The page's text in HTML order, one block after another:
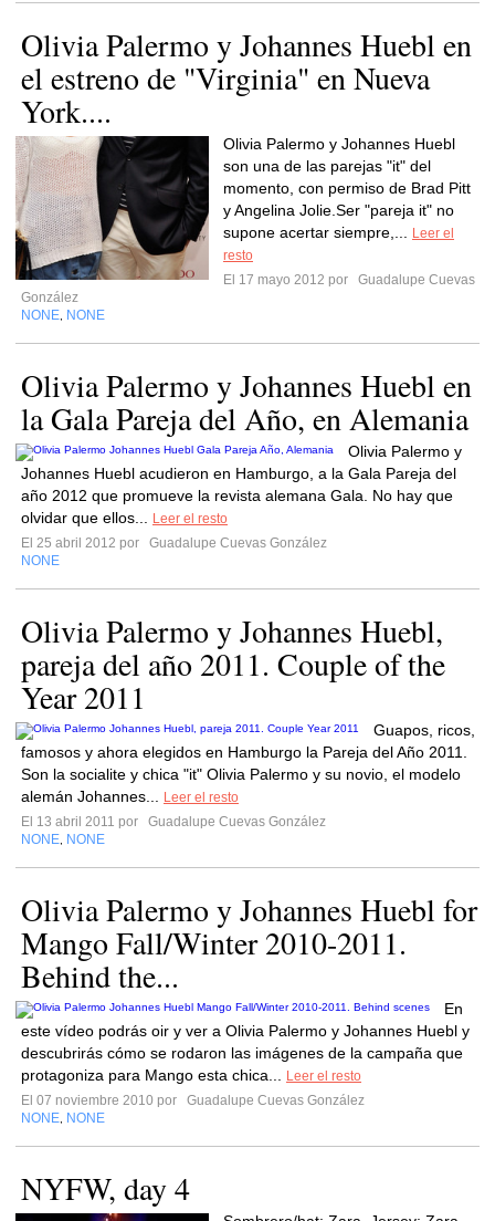
Olivia Palermo y Johannes Huebl en
el estreno de "Virginia" en Nueva
York....
Olivia Palermo y Johannes Huebl
son una de las parejas "it" del
momento, con permiso de Brad Pitt
y Angelina Jolie.Ser "pareja it" no
supone acertar siempre,...
Leer el
resto
El 17 mayo 2012 por
Guadalupe Cuevas
González
NONE NONE
Olivia Palermo y Johannes Huebl en
la Gala Pareja del Año, en Alemania
Olivia Palermo y
Johannes Huebl acudieron en Hamburgo, a la Gala Pareja del
año 2012 que promueve la revista alemana Gala. No hay que
olvidar que ellos...
Leer el resto
El 25 abril 2012 por
Guadalupe Cuevas González
NONE
Olivia Palermo y Johannes Huebl,
pareja del año 2011. Couple of the
Year 2011
Guapos, ricos,
famosos y ahora elegidos en Hamburgo la Pareja del Año 2011.
Son la socialite y chica "it" Olivia Palermo y su novio, el modelo
alemán Johannes...
Leer el resto
El 13 abril 2011 por
Guadalupe Cuevas González
NONE NONE
Olivia Palermo y Johannes Huebl for
Mango Fall/Winter 2010-2011.
Behind the...
En
este vídeo podrás oir y ver a Olivia Palermo y Johannes Huebl y
descubrirás cómo se rodaron las imágenes de la campaña que
protagoniza para Mango esta chica...
Leer el resto
El 07 noviembre 2010 por
Guadalupe Cuevas González
NONE NONE
NYFW, day 4